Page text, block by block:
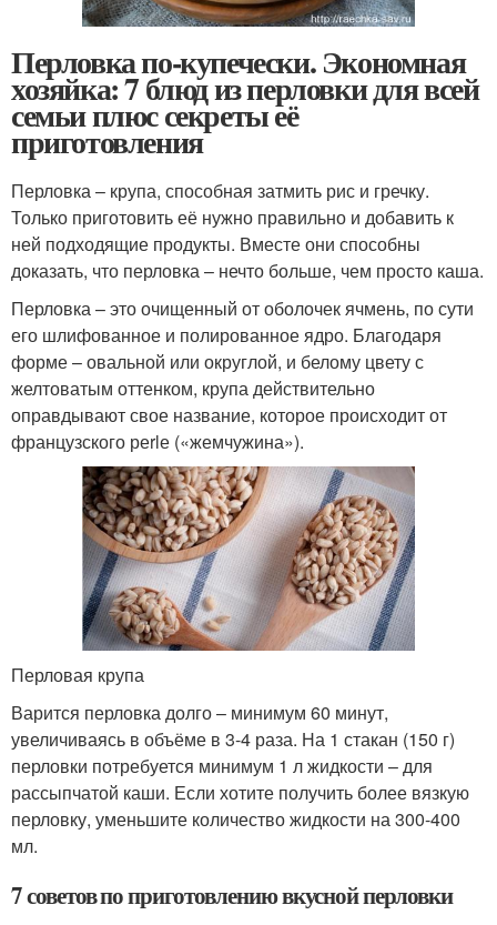
Перловка по-купечески. Экономная
хозяйка: 7 блюд из перловки для всей
семьи плюс секреты её
приготовления
Перловка – крупа, способная затмить рис и гречку.
Только приготовить её нужно правильно и добавить к
ней подходящие продукты. Вместе они способны
доказать, что перловка – нечто больше, чем просто каша.
Перловка – это очищенный от оболочек ячмень, по сути
его шлифованное и полированное ядро. Благодаря
форме – овальной или округлой, и белому цвету с
желтоватым оттенком, крупа действительно
оправдывают свое название, которое происходит от
французского реrlе («жемчужина»).
Перловая крупа
Варится перловка долго – минимум 60 минут,
увеличиваясь в объёме в 3-4 раза. На 1 стакан (150 г)
перловки потребуется минимум 1 л жидкости – для
рассыпчатой каши. Если хотите получить более вязкую
перловку, уменьшите количество жидкости на 300-400
мл.
7 советов по приготовлению вкусной перловки